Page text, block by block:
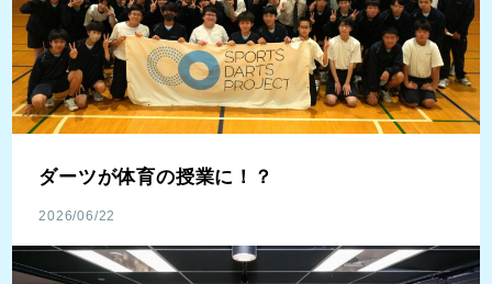
ダーツが体育の授業に！？
2026/06/22